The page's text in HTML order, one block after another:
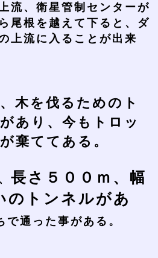
流、衛星管制センターが
尾根を越えて下ると、ダ
上流に入ることが出来
木を伐るためのト
あり、今もトロッ
棄ててある。
長さ５００ｍ、幅
のトンネルがあ
で通った事がある。